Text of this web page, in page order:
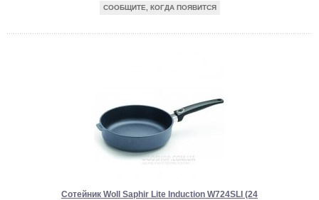
СООБЩИТЕ, КОГДА ПОЯВИТСЯ
Сотейник Woll Saphir Lite Induction W724SLI (24